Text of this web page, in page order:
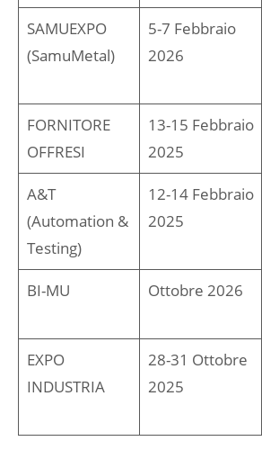
SAMUEXPO
(SamuMetal)
5-7 Febbraio
2026
FORNITORE
OFFRESI
13-15 Febbraio
2025
A&T
(Automation &
Testing)
12-14 Febbraio
2025
BI-MU Ottobre 2026
EXPO
INDUSTRIA
28-31 Ottobre
2025